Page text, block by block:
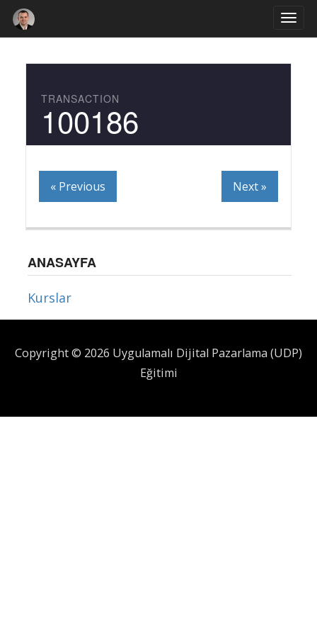
TRANSACTION
100186
« Previous Next »
ANASAYFA
Kurslar
Copyright © 2026 Uygulamalı Dijital Pazarlama (UDP)
Eğitimi